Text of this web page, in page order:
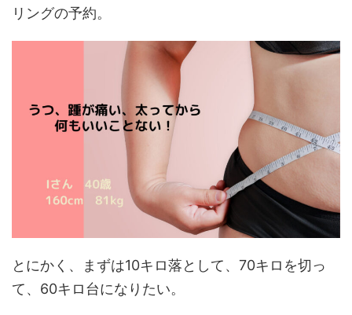
リングの予約。
とにかく、まずは10キロ落として、70キロを切っ
て、60キロ台になりたい。